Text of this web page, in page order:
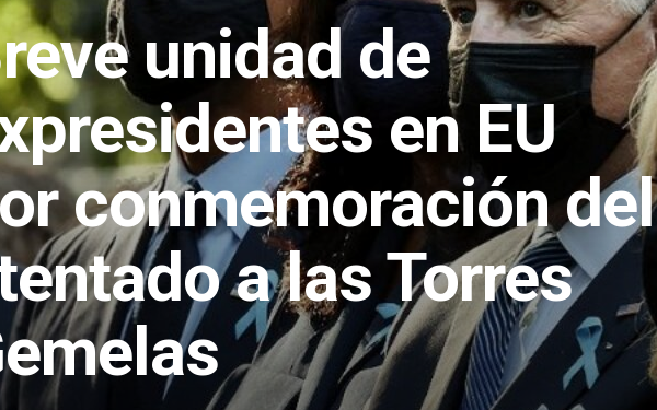
unidad de
en EU
conmemoración del
a las Torres